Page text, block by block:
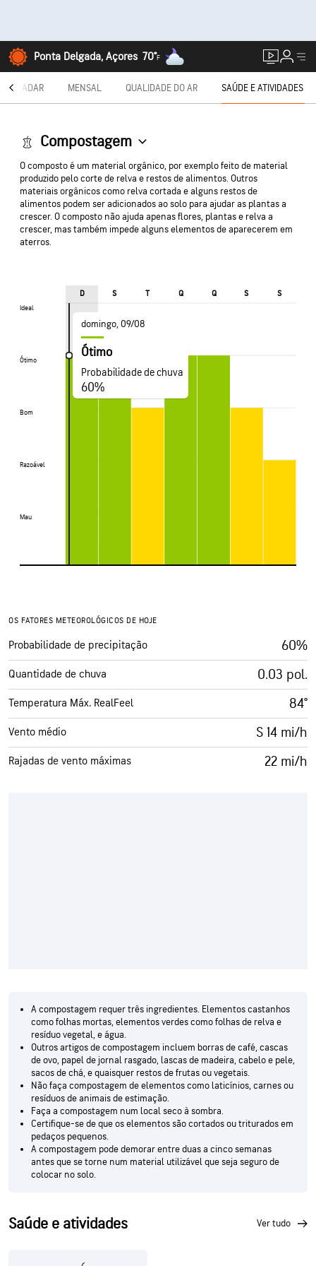
Ponta Delgada, Açores 70°F
RADAR MENSAL QUALIDADE DO AR SAÚDE E ATIVIDADES
Compostagem
O composto é um material orgânico, por exemplo feito de material
produzido pelo corte de relva e restos de alimentos. Outros
materiais orgânicos como relva cortada e alguns restos de
alimentos podem ser adicionados ao solo para ajudar as plantas a
crescer. O composto não ajuda apenas flores, plantas e relva a
crescer, mas também impede alguns elementos de aparecerem em
aterros.
Ideal
Ótimo
Bom
Razoável
Mau
D S T Q Q S S
Ideal
Ótimo
Bom
Razoável
Mau
domingo, 09/08
Ótimo
Probabilidade de chuva
60%
OS FATORES METEOROLÓGICOS DE HOJE
Probabilidade de precipitação 60%
Quantidade de chuva 0.03 pol.
Temperatura Máx. RealFeel 84°
Vento médio S 14 mi/h
Rajadas de vento máximas 22 mi/h
A compostagem requer três ingredientes. Elementos castanhos
como folhas mortas, elementos verdes como folhas de relva e
resíduo vegetal, e água.
Outros artigos de compostagem incluem borras de café, cascas
de ovo, papel de jornal rasgado, lascas de madeira, cabelo e pele,
sacos de chá, e quaisquer restos de frutas ou vegetais.
Não faça compostagem de elementos como laticínios, carnes ou
resíduos de animais de estimação.
Faça a compostagem num local seco à sombra.
Certifique-se de que os elementos são cortados ou triturados em
pedaços pequenos.
A compostagem pode demorar entre duas a cinco semanas
antes que se torne num material utilizável que seja seguro de
colocar no solo.
Saúde e atividades ver tudo